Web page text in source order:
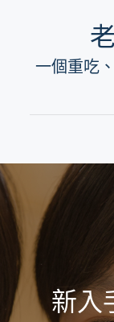
content一個重吃
新入